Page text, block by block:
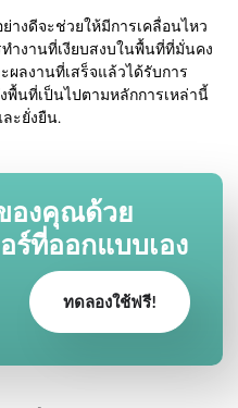
างดีจะช่วยให้มีการเคลื่อนไหว
ำงานที่เงียบสงบในพื้นที่ที่มั่นคง
ลงานที่เสร็จแล้วได้รับการ
พื้นที่เป็นไปตามหลักการเหล่านี้
ะยั่งยืน.
องคุณด้วย
ร์ที่ออกแบบเอง
ทดลองใช้ฟรี!